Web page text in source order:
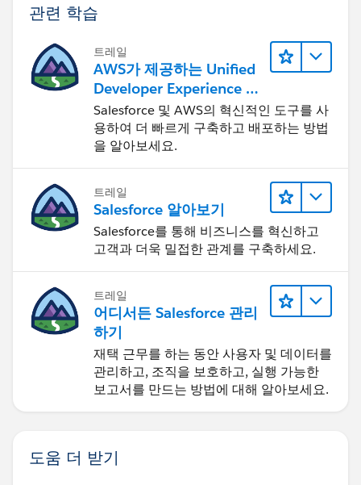
관련 학습
트레일
AWS가 제공하는 Unified
Developer Experience 둘
러보기
Salesforce 및 AWS의 혁신적인 도구를 사
용하여 더 빠르게 구축하고 배포하는 방법
을 알아보세요.
트레일
Salesforce 알아보기
Salesforce를 통해 비즈니스를 혁신하고
고객과 더욱 밀접한 관계를 구축하세요.
트레일
어디서든 Salesforce 관리
하기
재택 근무를 하는 동안 사용자 및 데이터를
관리하고, 조직을 보호하고, 실행 가능한
보고서를 만드는 방법에 대해 알아보세요.
도움 더 받기